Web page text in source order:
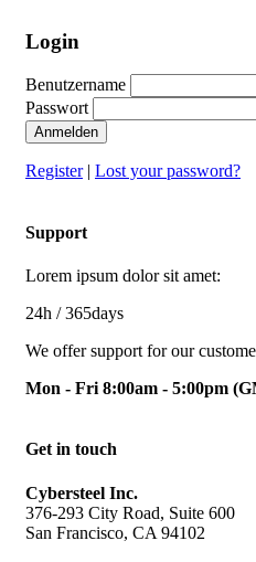
Login
Benutzername
Passwort
Anmelden
Register| Lost your password?
Support
Lorem ipsum dolor sit amet:
24h / 365days
We offer support for our
Mon - Fri 8:00am - 5:00pm
Get in touch
Cybersteel Inc.
376-293 City Road, Suite 600
San Francisco, CA 94102